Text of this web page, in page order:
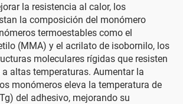
la resistencia al calor, los
la composición del monómero
termoestables como el
(MMA) y el acrilato de isobornilo, los
moleculares rígidas que resisten
altas temperaturas. Aumentar la
monómeros eleva la temperatura de
del adhesivo, mejorando su